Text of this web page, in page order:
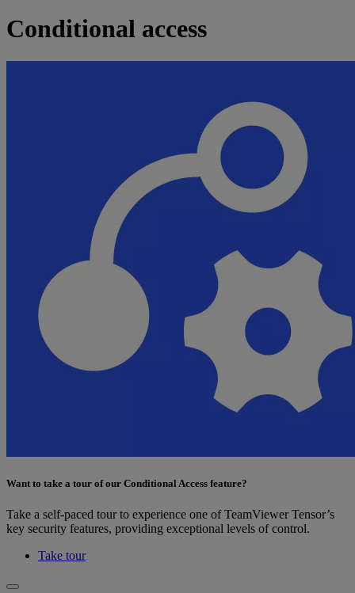
Conditional access
Want to take a tour of our Conditional Access feature?
Take a self-paced tour to experience one of TeamViewer Tensor’s
key security features, providing exceptional levels of control.
Take tour